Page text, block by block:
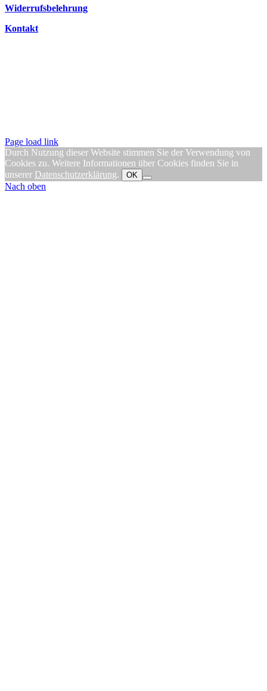
Widerrufsbelehrung
Kontakt
Page load link
Durch Nutzung dieser Website stimmen Sie der Verwendung von
Cookies zu. Weitere Informationen über Cookies finden Sie in
unserer Datenschutzerklärung. OK
Nach oben